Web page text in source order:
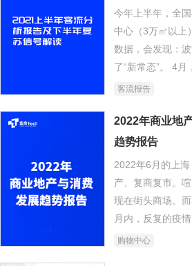
今年上半年，全
中心（3万㎡以上
数据，会发现：
了“新常态”。 4月
市率先打响客流
档mall客流逆势
物中心经历客流增
期看，为什么说“
客流报告
2022年商业地
趋势报告
2022年6月的上
产、复商复市。
现在街头商场。
月内，反复的疫
客流受阻，而持
购物中心